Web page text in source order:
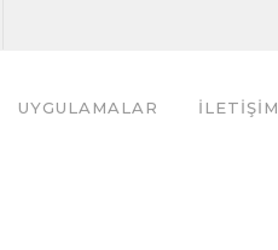
UYGULAMALAR İLETİŞİM